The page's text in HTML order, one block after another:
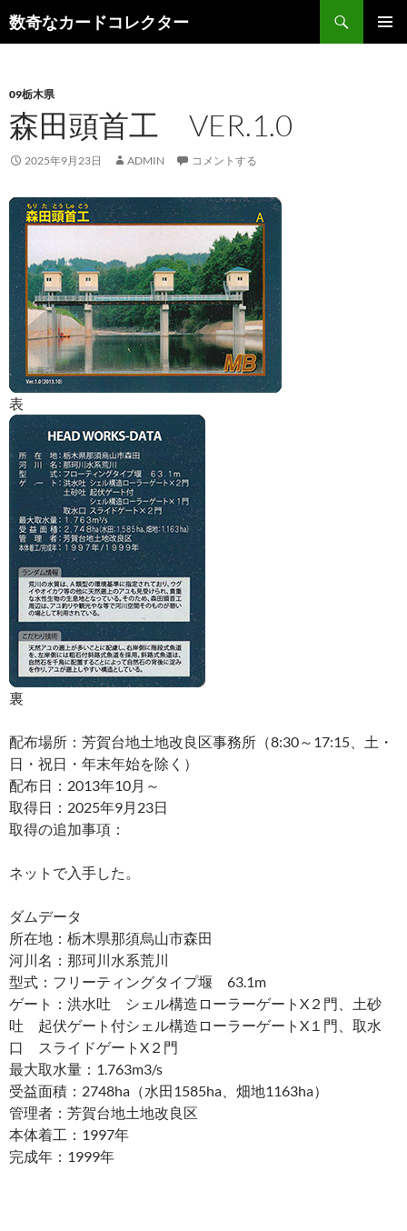
ン
ツ
へ
ス
キ
プ
数奇なカードコレクター
検
索
09栃木県
森田頭首工 VER.1.0
2025年9月23日 ADMIN コメントする
表
裏
配布場所：芳賀台地土地改良区事務所（8:30～17:15、土・
日・祝日・年末年始を除く）
配布日：2013年10月～
取得日：2025年9月23日
取得の追加事項：
ネットで入手した。
ダムデータ
所在地：栃木県那須烏山市森田
河川名：那珂川水系荒川
型式：フリーティングタイプ堰 63.1m
ゲート：洪水吐 シェル構造ローラーゲートX２門、土砂
吐 起伏ゲート付シェル構造ローラーゲートX１門、取水
口 スライドゲートX２門
最大取水量：1.763m3/s
受益面積：2748ha（水田1585ha、畑地1163ha）
管理者：芳賀台地土地改良区
本体着工：1997年
完成年：1999年